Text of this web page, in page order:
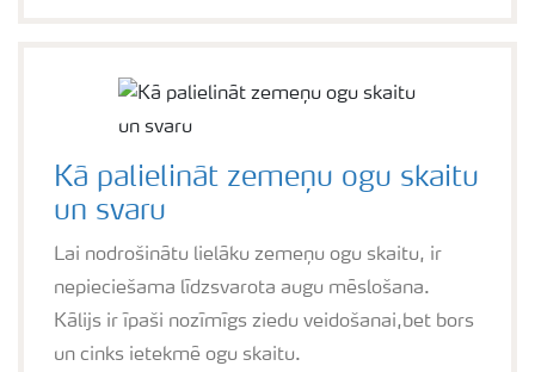
Kā palielināt zemeņu ogu skaitu
un svaru
Lai nodrošinātu lielāku zemeņu ogu skaitu, ir
nepieciešama līdzsvarota augu mēslošana.
Kālijs ir īpaši nozīmīgs ziedu veidošanai,bet bors
un cinks ietekmē ogu skaitu.